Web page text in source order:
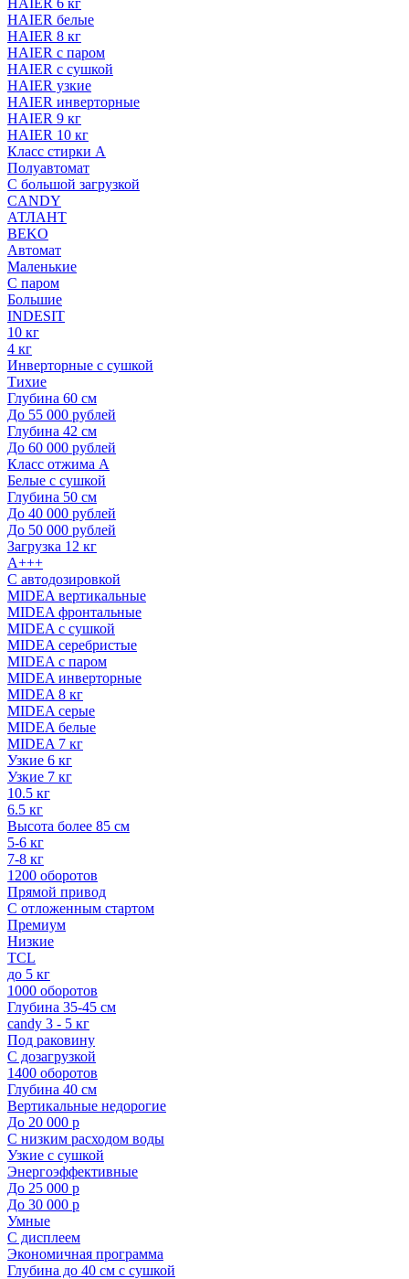
HAIER белые
HAIER 8 кг
HAIER с паром
HAIER с сушкой
HAIER узкие
HAIER инверторные
HAIER 9 кг
HAIER 10 кг
Класс стирки A
Полуавтомат
С большой загрузкой
CANDY
АТЛАНТ
BEKO
Автомат
Маленькие
С паром
Большие
INDESIT
10 кг
4 кг
Инверторные с сушкой
Тихие
Глубина 60 см
До 55 000 рублей
Глубина 42 см
До 60 000 рублей
Класс отжима A
Белые с сушкой
Глубина 50 см
До 40 000 рублей
До 50 000 рублей
Загрузка 12 кг
A+++
С автодозировкой
MIDEA вертикальные
MIDEA фронтальные
MIDEA с сушкой
MIDEA серебристые
MIDEA с паром
MIDEA инверторные
MIDEA 8 кг
MIDEA серые
MIDEA белые
MIDEA 7 кг
Узкие 6 кг
Узкие 7 кг
10.5 кг
6.5 кг
Высота более 85 см
5-6 кг
7-8 кг
1200 оборотов
Прямой привод
С отложенным стартом
Премиум
Низкие
TCL
до 5 кг
1000 оборотов
Глубина 35-45 см
candy 3 - 5 кг
Под раковину
С дозагрузкой
1400 оборотов
Глубина 40 см
Вертикальные недорогие
До 20 000 р
С низким расходом воды
Узкие с сушкой
Энергоэффективные
До 25 000 р
До 30 000 р
Умные
С дисплеем
Экономичная программа
Глубина до 40 см с сушкой